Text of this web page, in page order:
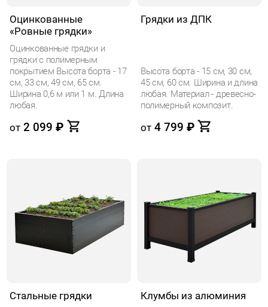
Оцинкованные
«Ровные грядки»
Оцинкованные грядки и
грядки с полимерным
покрытием Высота борта - 17
см, 33 см, 49 см, 65 см.
Ширина 0,6 м или 1 м. Длина
любая.
от 2 099 ₽
Грядки из ДПК
Высота борта - 15 см, 30 см,
45 см, 60 см. Ширина и длина
любая. Материал - древесно-
полимерный композит.
от 4 799 ₽
Стальные грядки Клумбы из алюминия